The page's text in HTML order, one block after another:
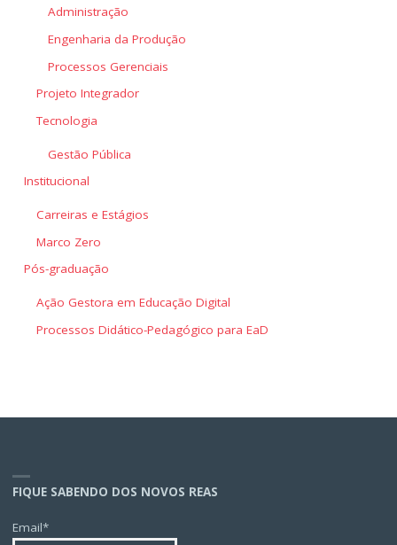
Administração
Engenharia da Produção
Processos Gerenciais
Projeto Integrador
Tecnologia
Gestão Pública
Institucional
Carreiras e Estágios
Marco Zero
Pós-graduação
Ação Gestora em Educação Digital
Processos Didático-Pedagógico para EaD
FIQUE SABENDO DOS NOVOS REAS
Email*